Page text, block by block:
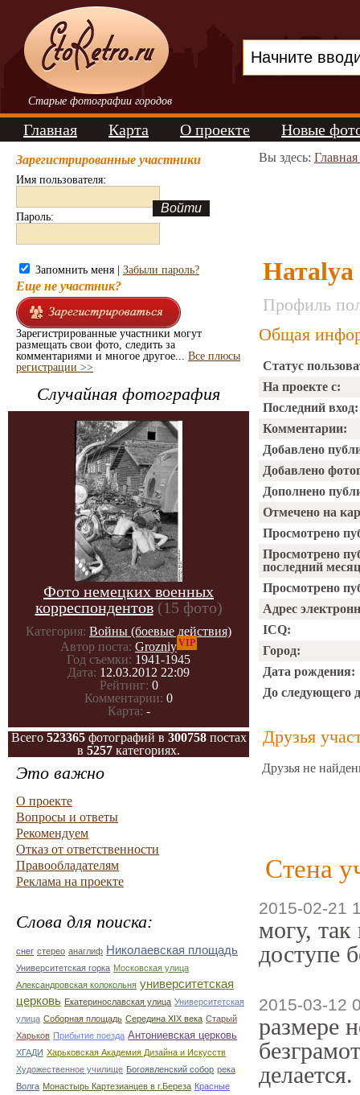
Старые фотографии городов
Главная Карта О проекте Новые
Зарегистрированные участники
Имя пользователя:
Пароль:
Запомнить меня | Забыли пароль?
Еще не участник?
Зарегистрированные участники могут
размещать свои фото, следить за
комментариями и многое другое... Все плюсы
регистрации >>
Случайная фотография
Фото немецких военных
корреспондентов (15 фото)
Категория: Войны (боевые действия)
Автор поста: GrozniyVIP
Год съемки: 1941-1945
Дата: 12.03.2012 22:09
Рейтинг: 0
Комментарии: 0
Карта: -
Всего 523365фотографий в 300758постах
в 5257 категориях.
Это важно
О проекте
Вопросы и ответы
Рекомендуем
Отказ от ответственности
Правообладателям
Реклама на проекте
Слова для поиска:
снег стерео анаглиф Николаевская площадь
Университетская горка Московская улица
Александровская колокольня университетская
церковь Екатеринославская улица Университетская
улица Соборная площадь Середина XIX века Старый
Харьков Прибытие поезда Антониевская церковь
ХГАДИ Харьковская Академия Дизайна и Искусств
Художественное училище Богоявленский собор река
Волга Монастырь Картезианцев в г.Береза Красные
Вы здесь:
Натаlya
Профиль
Общая
Статус
На проекте с:
Последний вход:
Комментарии:
Добавлено
Добавлено
Дополнено
Отмечено на
Просмотрено
Просмотрено
последний
Просмотрено
Адрес
ICQ:
Город:
Дата рождения:
До следующего
Друзья
Друзья не
Стена
2015-02-21
могу,
доступе
2015-03-12
размере
делается.